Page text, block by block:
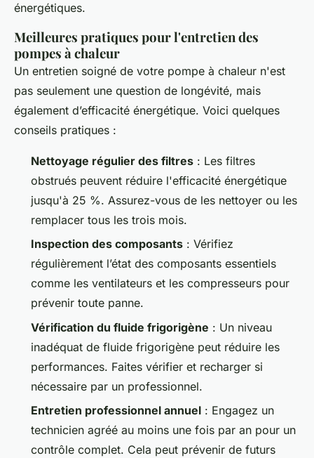
énergétiques.
Meilleures pratiques pour l'entretien des
pompes à chaleur
Un entretien soigné de votre pompe à chaleur n'est
pas seulement une question de longévité, mais
également d’efficacité énergétique. Voici quelques
conseils pratiques :
Nettoyage régulier des filtres : Les filtres
obstrués peuvent réduire l'efficacité énergétique
jusqu'à 25 %. Assurez-vous de les nettoyer ou les
remplacer tous les trois mois.
Inspection des composants : Vérifiez
régulièrement l’état des composants essentiels
comme les ventilateurs et les compresseurs pour
prévenir toute panne.
Vérification du fluide frigorigène : Un niveau
inadéquat de fluide frigorigène peut réduire les
performances. Faites vérifier et recharger si
nécessaire par un professionnel.
Entretien professionnel annuel : Engagez un
technicien agréé au moins une fois par an pour un
contrôle complet. Cela peut prévenir de futurs